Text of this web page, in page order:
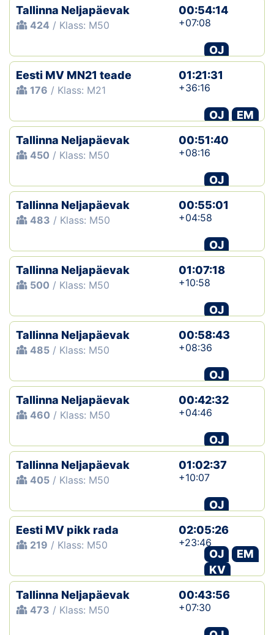
Tallinna Neljapäevak
424 / Klass: M50
00:54:14
+07:08
OJ
Eesti MV MN21 teade
176 / Klass: M21
01:21:31
+36:16
OJ
EM
Tallinna Neljapäevak
450 / Klass: M50
00:51:40
+08:16
OJ
Tallinna Neljapäevak
483 / Klass: M50
00:55:01
+04:58
OJ
Tallinna Neljapäevak
500 / Klass: M50
01:07:18
+10:58
OJ
Tallinna Neljapäevak
485 / Klass: M50
00:58:43
+08:36
OJ
Tallinna Neljapäevak
460 / Klass: M50
00:42:32
+04:46
OJ
Tallinna Neljapäevak
405 / Klass: M50
01:02:37
+10:07
OJ
Eesti MV pikk rada
219 / Klass: M50
02:05:26
+23:46
OJ
EM
KV
Tallinna Neljapäevak
473 / Klass: M50
00:43:56
+07:30